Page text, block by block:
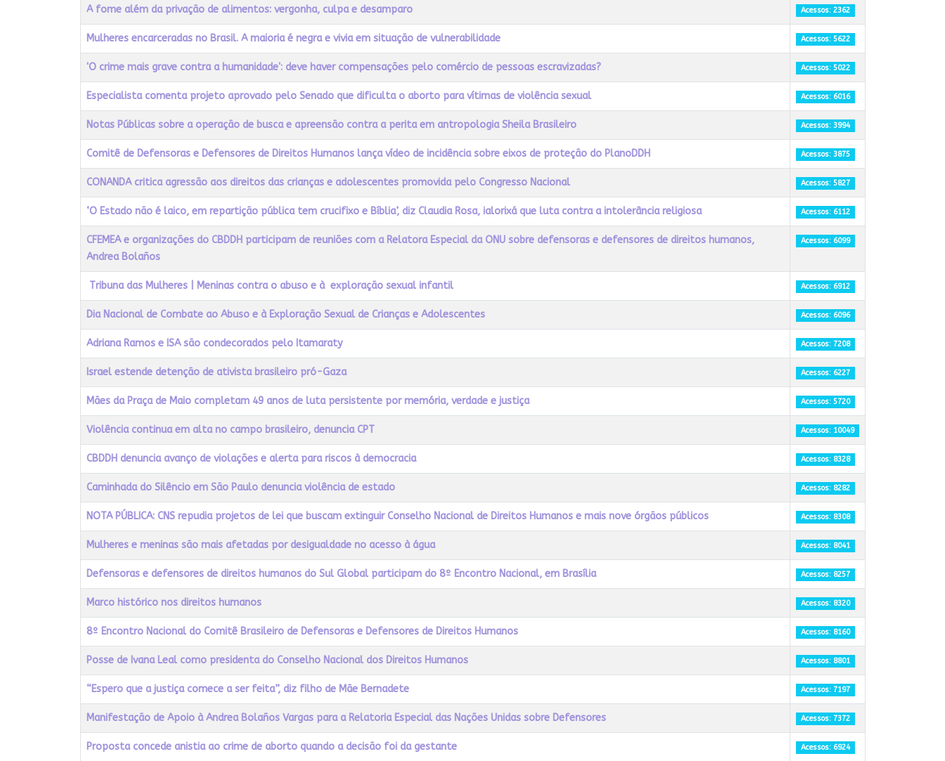
Título Acessos
A fome além da privação de alimentos: vergonha, culpa e desamparo Acessos: 2362
Mulheres encarceradas no Brasil. A maioria é negra e vivia em situação de vulnerabilidade Acessos: 5622
'O crime mais grave contra a humanidade': deve haver compensações pelo comércio de pessoas escravizadas? Acessos: 5022
Especialista comenta projeto aprovado pelo Senado que dificulta o aborto para vítimas de violência sexual Acessos: 6016
Notas Públicas sobre a operação de busca e apreensão contra a perita em antropologia Sheila Brasileiro Acessos: 3994
Comitê de Defensoras e Defensores de Direitos Humanos lança vídeo de incidência sobre eixos de proteção do PlanoDDH Acessos: 3875
CONANDA critica agressão aos direitos das crianças e adolescentes promovida pelo Congresso Nacional Acessos: 5827
‘O Estado não é laico, em repartição pública tem crucifixo e Bíblia’, diz Claudia Rosa, ialorixá que luta contra a intolerância religiosa Acessos: 6112
CFEMEA e organizações do CBDDH participam de reuniões com a Relatora Especial da ONU sobre defensoras e defensores de direitos humanos,
Andrea Bolaños
Acessos: 6099
Tribuna das Mulheres | Meninas contra o abuso e à exploração sexual infantil Acessos: 6912
Dia Nacional de Combate ao Abuso e à Exploração Sexual de Crianças e Adolescentes Acessos: 6096
Adriana Ramos e ISA são condecorados pelo Itamaraty Acessos: 7208
Israel estende detenção de ativista brasileiro pró-Gaza Acessos: 6227
Mães da Praça de Maio completam 49 anos de luta persistente por memória, verdade e justiça Acessos: 5720
Violência continua em alta no campo brasileiro, denuncia CPT Acessos: 10049
CBDDH denuncia avanço de violações e alerta para riscos à democracia Acessos: 8328
Caminhada do Silêncio em São Paulo denuncia violência de estado Acessos: 8282
NOTA PÚBLICA: CNS repudia projetos de lei que buscam extinguir Conselho Nacional de Direitos Humanos e mais nove órgãos públicos Acessos: 8308
Mulheres e meninas são mais afetadas por desigualdade no acesso à água Acessos: 8041
Defensoras e defensores de direitos humanos do Sul Global participam do 8º Encontro Nacional, em Brasília Acessos: 8257
Marco histórico nos direitos humanos Acessos: 8320
8º Encontro Nacional do Comitê Brasileiro de Defensoras e Defensores de Direitos Humanos Acessos: 8160
Posse de Ivana Leal como presidenta do Conselho Nacional dos Direitos Humanos Acessos: 8801
“Espero que a justiça comece a ser feita”, diz filho de Mãe Bernadete Acessos: 7197
Manifestação de Apoio à Andrea Bolaños Vargas para a Relatoria Especial das Nações Unidas sobre Defensores Acessos: 7372
Proposta concede anistia ao crime de aborto quando a decisão foi da gestante Acessos: 6924